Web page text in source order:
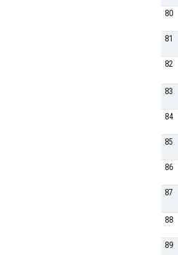
80
81
82
83
84
85
86
87
88
89